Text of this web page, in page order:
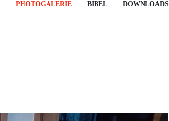
PHOTOGALERIE BIBEL DOWNLOADS